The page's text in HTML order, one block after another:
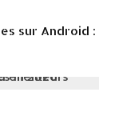
sur Android :